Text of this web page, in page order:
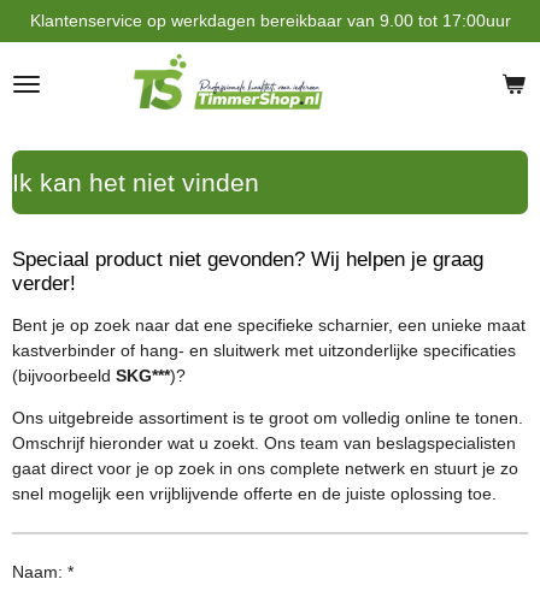
Ga
direct
naar
de
Klantenservice op werkdagen bereikbaar van 9.00 tot 17:00uur
Ik kan het niet vinden
Speciaal product niet gevonden? Wij helpen je graag
verder!
Bent je op zoek naar dat ene specifieke scharnier, een unieke maat
kastverbinder of hang- en sluitwerk met uitzonderlijke specificaties
(bijvoorbeeld SKG***)?
Ons uitgebreide assortiment is te groot om volledig online te tonen.
Omschrijf hieronder wat u zoekt. Ons team van beslagspecialisten
gaat direct voor je op zoek in ons complete netwerk en stuurt je zo
snel mogelijk een vrijblijvende offerte en de juiste oplossing toe.
Naam: *